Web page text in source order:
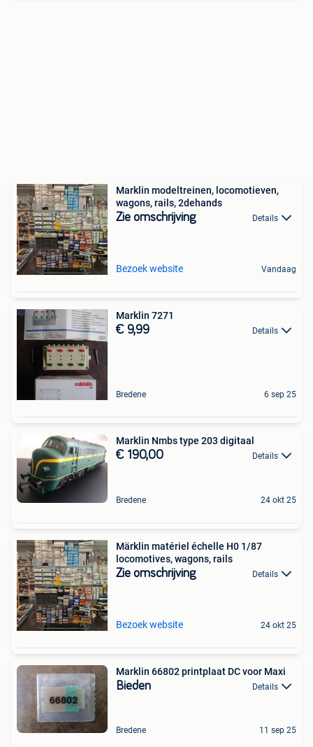
Marklin modeltreinen, locomotieven,
wagons, rails, 2dehands
Zie omschrijving Details
Bezoek website Vandaag
Marklin 7271
€ 9,99 Details
Bredene 6 sep 25
Marklin Nmbs type 203 digitaal
€ 190,00 Details
Bredene 24 okt 25
Märklin matériel échelle H0 1/87
locomotives, wagons, rails
Zie omschrijving Details
Bezoek website 24 okt 25
Marklin 66802 printplaat DC voor Maxi
Bieden Details
Bredene 11 sep 25